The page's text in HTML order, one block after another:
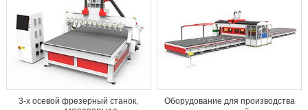
3-х осевой фрезерный станок,
Оборудование для производства